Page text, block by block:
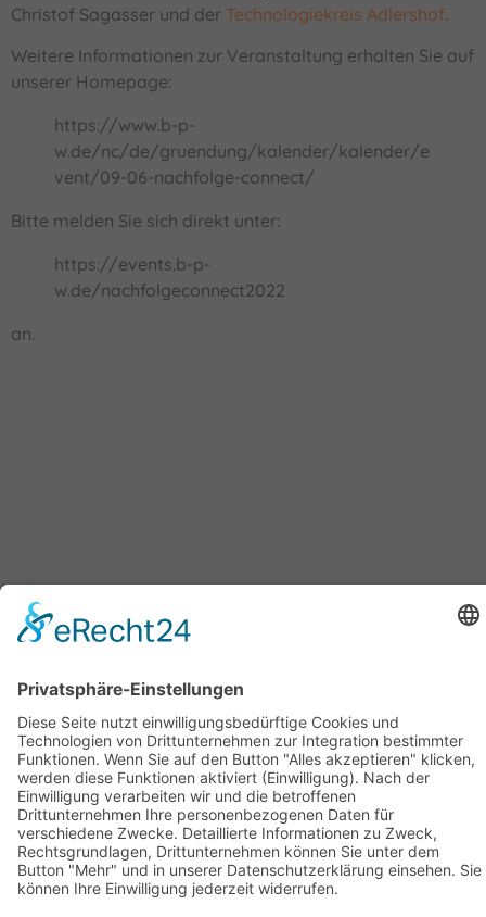
Christof Sagasser und der Technologiekreis Adlershof.
Weitere Informationen zur Veranstaltung erhalten Sie auf
unserer Homepage:
https://www.b-p-
w.de/nc/de/gruendung/kalender/kalender/e
vent/09-06-nachfolge-connect/
Bitte melden Sie sich direkt unter:
https://events.b-p-
w.de/nachfolgeconnect2022
an.
Geschäftsstelle Adlershof
Kekuléstraße 2-4
12489 Berlin
Tel: +49-30-6392 2280